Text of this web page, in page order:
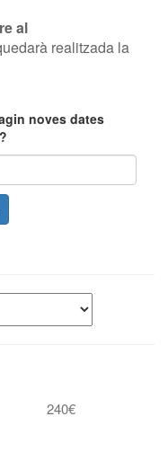
al
realitzada la
noves dates
240€